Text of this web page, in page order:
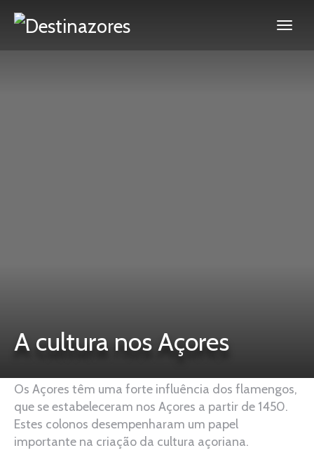
A cultura nos Açores
Os Açores têm uma forte influência dos flamengos,
que se estabeleceram nos Açores a partir de 1450.
Estes colonos desempenharam um papel
importante na criação da cultura açoriana.